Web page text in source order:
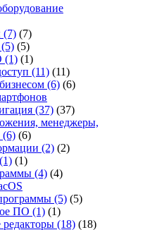
(7) (7)
(5) (5)
(1) (1)
(11) (11)
(6) (6)
(37) (37)
менеджеры,
(6) (6)
(2) (2)
(1) (1)
(4) (4)
(5) (5)
ПО (1) (1)
редакторы (18) (18)